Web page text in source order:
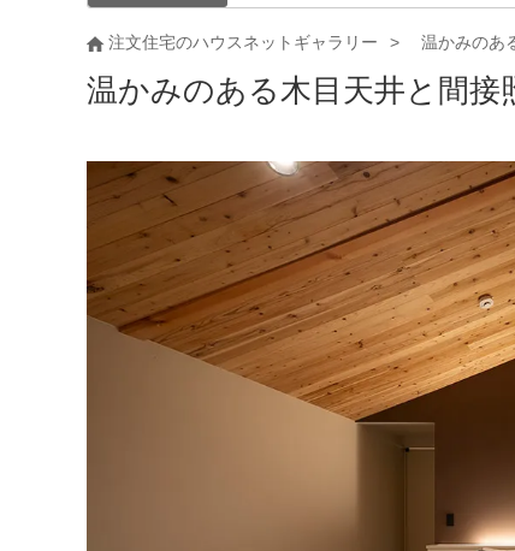
注文住宅のハウスネットギャラリー 温かみのあ
温かみのある木目天井と間